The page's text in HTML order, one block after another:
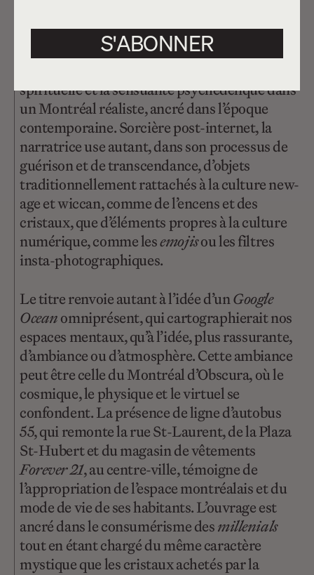
l’individu que sur une religion organisée
spirituelle et la sensualité psychédélique dans
un Montréal réaliste, ancré dans l’époque
contemporaine. Sorcière post-internet, la
narratrice use autant, dans son processus de
guérison et de transcendance, d’objets
traditionnellement rattachés à la culture new-
age et wiccan, comme de l’encens et des
cristaux, que d’éléments propres à la culture
numérique, comme lesemojisou les filtres
insta-photographiques.
Le titre renvoie autant à l’idée d’unGoogle
Oceanomniprésent, qui cartographierait nos
espaces mentaux, qu’à l’idée, plus rassurante,
d’ambiance ou d’atmosphère. Cette ambiance
peut être celle du Montréal d’Obscura, où le
cosmique, le physique et le virtuel se
confondent. La présence de ligne d’autobus
55, qui remonte la rue St-Laurent, de la Plaza
St-Hubert et du magasin de vêtements
Forever 21, au centre-ville, témoigne de
l’appropriation de l’espace montréalais et du
mode de vie de ses habitants. L’ouvrage est
ancré dans le consumérisme desmillenials
tout en étant chargé du même caractère
mystique que les cristaux achetés par la
S'ABONNER